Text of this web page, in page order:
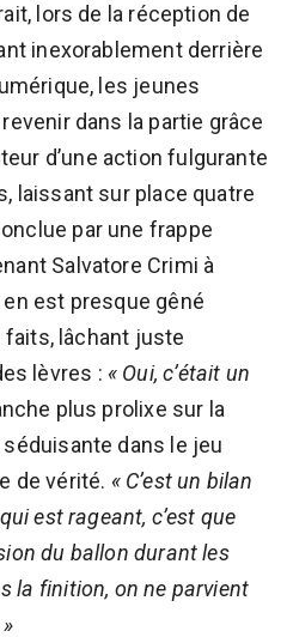
lors de la réception de
inexorablement derrière
les jeunes
dans la partie grâce
d’une action fulgurante
laissant sur place quatre
par une frappe
Salvatore Crimi à
est presque gêné
faits, lâchant juste
lèvres : « Oui, c’était un
plus prolixe sur la
dans le jeu
de vérité. « C’est un bilan
est rageant, c’est que
du ballon durant les
la finition, on ne parvient